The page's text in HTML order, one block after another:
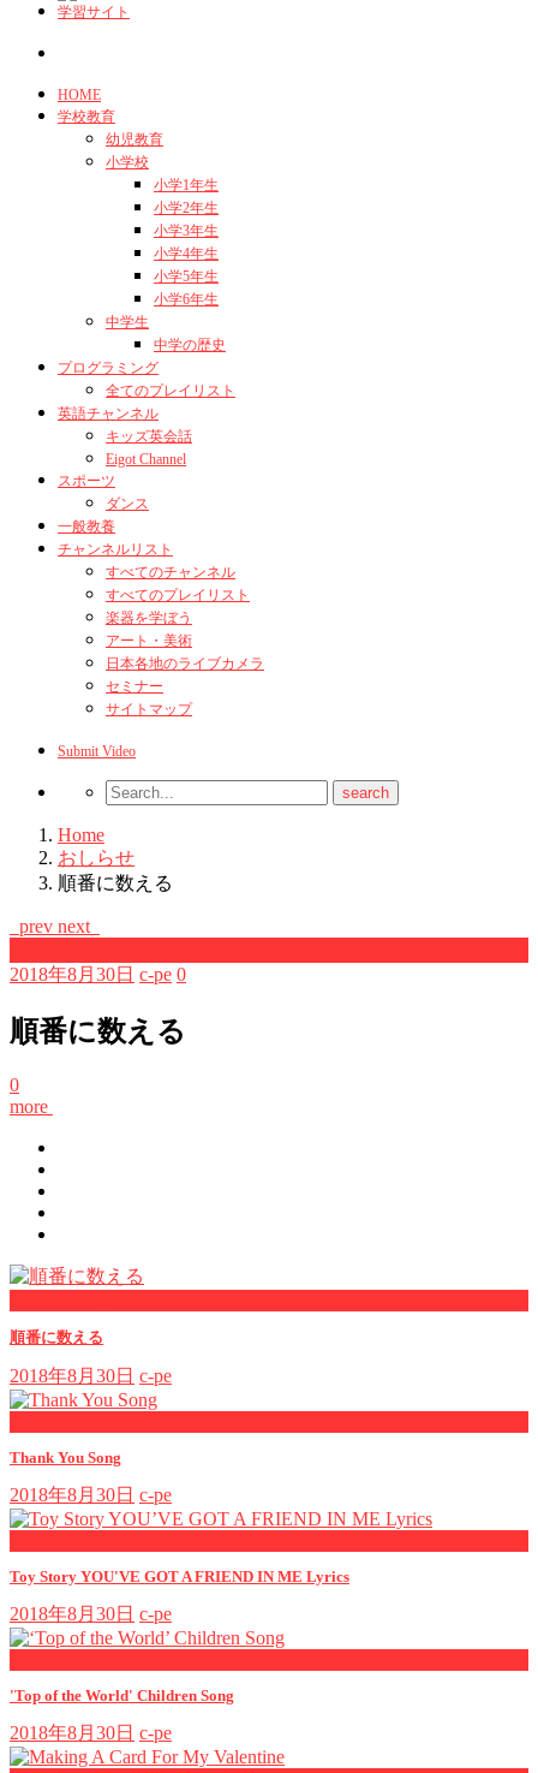
HOME
学校教育
幼児教育
小学校
小学1年生
小学2年生
小学3年生
小学4年生
小学5年生
小学6年生
中学生
中学の歴史
プログラミング
全てのプレイリスト
英語チャンネル
キッズ英会話
Eigot Channel
スポーツ
ダンス
一般教養
チャンネルリスト
すべてのチャンネル
すべてのプレイリスト
楽器を学ぼう
アート・美術
日本各地のライブカメラ
セミナー
サイトマップ
Submit Video
Home
おしらせ
順番に数える
prev next
2018年8月30日 c-pe 0
順番に数える
0
more
順番に数える
2018年8月30日 c-pe
Thank You Song
2018年8月30日 c-pe
Toy Story YOU'VE GOT A FRIEND IN ME Lyrics
2018年8月30日 c-pe
'Top of the World' Children Song
2018年8月30日 c-pe